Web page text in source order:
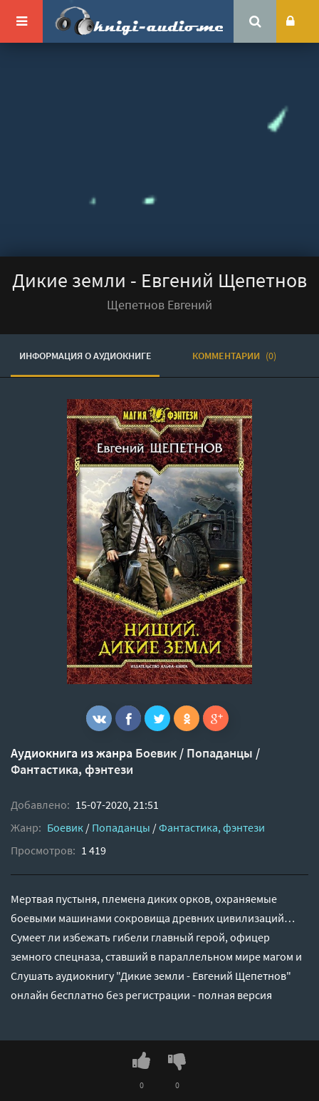
Дикие земли - Евгений Щепетнов
Щепетнов Евгений
ИНФОРМАЦИЯ О АУДИОКНИГЕ КОММЕНТАРИИ (0)
Аудиокнига из жанра Боевик / Попаданцы /
Фантастика, фэнтези
Добавлено: 15-07-2020, 21:51
Жанр: Боевик / Попаданцы /Фантастика, фэнтези
Просмотров: 1 419
Мертвая пустыня, племена диких орков, охраняемые
боевыми машинами сокровища древних цивилизаций…
Сумеет ли избежать гибели главный герой, офицер
земного спецназа, ставший в параллельном мире магом и
Слушать аудиокнигу "Дикие земли - Евгений Щепетнов"
онлайн бесплатно без регистрации - полная версия
0 0